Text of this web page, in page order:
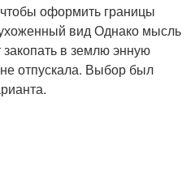
оформить границы
вид Однако мысль
в землю энную
отпускала. Выбор был